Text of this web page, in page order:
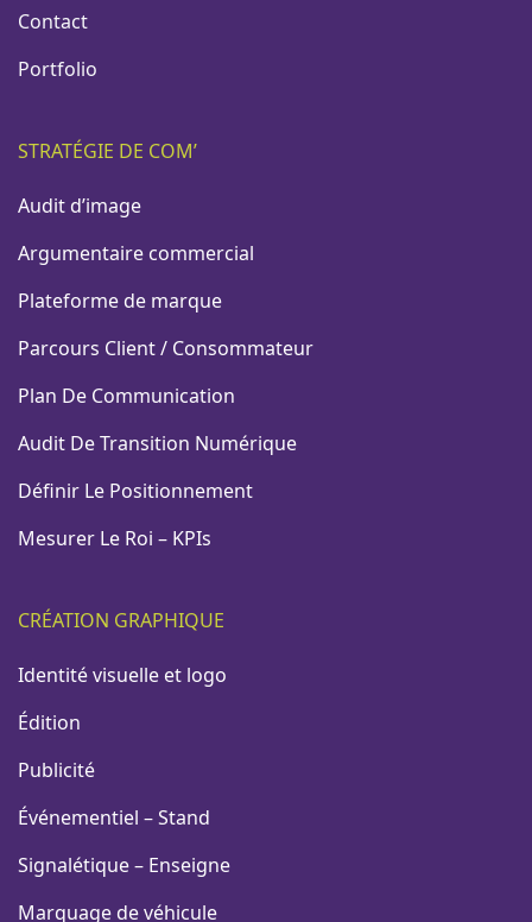
Contact
Portfolio
STRATÉGIE DE COM’
Audit d’image
Argumentaire commercial
Plateforme de marque
Parcours Client / Consommateur
Plan De Communication
Audit De Transition Numérique
Définir Le Positionnement
Mesurer Le Roi – KPIs
CRÉATION GRAPHIQUE
Identité visuelle et logo
Édition
Publicité
Événementiel – Stand
Signalétique – Enseigne
Marquage de véhicule